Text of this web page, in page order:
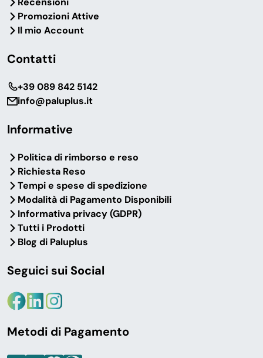
Promozioni Attive
Il mio Account
Contatti
‎+39 089 842 5142
info@paluplus.it
Informative
Politica di rimborso e reso
Richiesta Reso
Tempi e spese di spedizione
Modalità di Pagamento Disponibili
Informativa privacy (GDPR)
Tutti i Prodotti
Blog di Paluplus
Seguici sui Social
Metodi di Pagamento